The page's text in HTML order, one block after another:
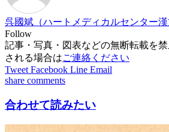
呉國斌（ハートメディカルセンター漢
Follow
記事・写真・図表などの無断転載を
される場合はご連絡ください
Tweet Facebook Line Email
share comments
合わせて読みたい